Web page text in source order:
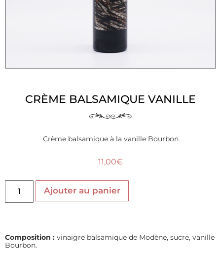
CRÈME BALSAMIQUE VANILLE
Crème balsamique à la vanille Bourbon
11,00€
Ajouter au panier
Composition : vinaigre balsamique de Modène, sucre, vanille
Bourbon.